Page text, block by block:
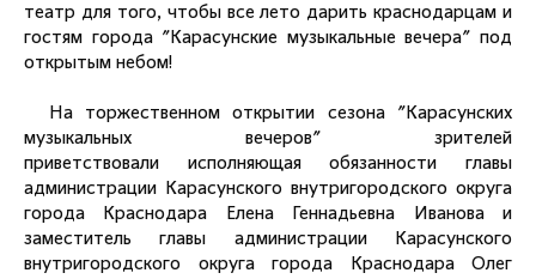
театр для того, чтобы все лето дарить краснодарцам и
гостям города "Карасунские музыкальные вечера" под
открытым небом!
На торжественном открытии сезона "Карасунских
музыкальных вечеров" зрителей
приветствовали исполняющая обязанности главы
администрации Карасунского внутригородского округа
города Краснодара Елена Геннадьевна Иванова и
заместитель главы администрации Карасунского
внутригородского округа города Краснодара Олег